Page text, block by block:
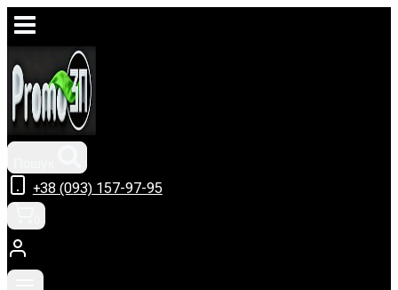
Перейти
до
вмісту
+38 (093) 157-97-95